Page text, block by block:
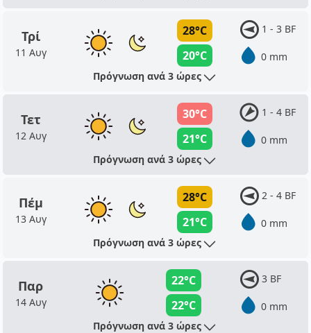
Τρί
11 Αυγ
28°C
20°C
1 - 3 BF
0 mm
Πρόγνωση ανά 3 ώρες
Τετ
12 Αυγ
30°C
21°C
1 - 4 BF
0 mm
Πρόγνωση ανά 3 ώρες
Πέμ
13 Αυγ
28°C
21°C
2 - 4 BF
0 mm
Πρόγνωση ανά 3 ώρες
Παρ
14 Αυγ
22°C
22°C
3 BF
0 mm
Πρόγνωση ανά 3 ώρες